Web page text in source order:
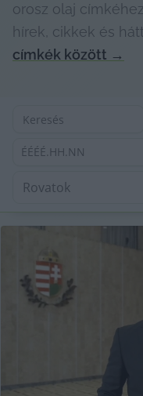
orosz olaj
hírek, cikkek és
címkék között →
ÉÉÉÉ.HH.NN